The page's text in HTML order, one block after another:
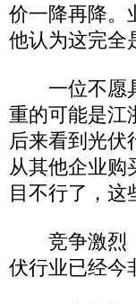
价一降再降。
他认为这完全
一位不愿具
重的可能是江
后来看到光伏
从其他企业购
目不行了，这
竞争激烈，
伏行业已经今